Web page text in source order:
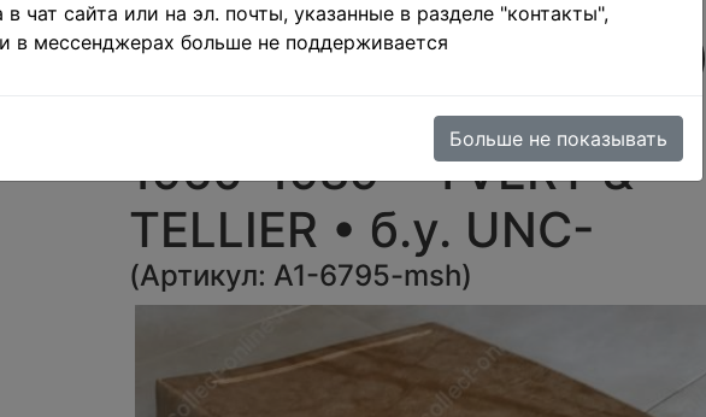
для марок
Альбомы(листы+папки)
для марок Франции
1960-1989 • YVERT &
TELLIER • б.у. UNC-
(Артикул: A1-6795-msh)
чат сайта или на эл. почты, указанные в разделе "контакты",
в мессенджерах больше не поддерживается
Больше не показывать